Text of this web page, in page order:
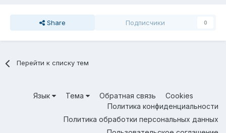
Share Подписчики 0
Перейти к списку тем
Язык Тема Обратная связь
Cookies
Политика конфиденциальности
Политика обработки персональных данных